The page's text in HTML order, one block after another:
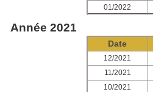
01/2022
Année 2021
Date
12/2021
11/2021
10/2021